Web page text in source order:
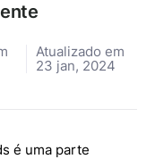
Atualizado em
23 jan, 2024
é uma parte